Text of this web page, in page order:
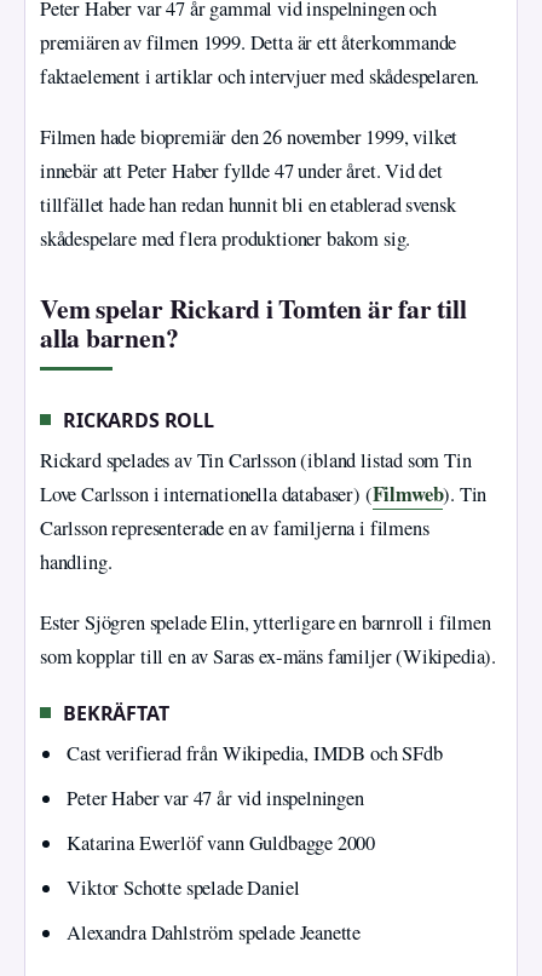
Peter Haber var 47 år gammal vid inspelningen och
premiären av filmen 1999. Detta är ett återkommande
faktaelement i artiklar och intervjuer med skådespelaren.
Filmen hade biopremiär den 26 november 1999, vilket
innebär att Peter Haber fyllde 47 under året. Vid det
tillfället hade han redan hunnit bli en etablerad svensk
skådespelare med flera produktioner bakom sig.
Vem spelar Rickard i Tomten är far till
alla barnen?
RICKARDS ROLL
Rickard spelades av Tin Carlsson (ibland listad som Tin
Love Carlsson i internationella databaser) (Filmweb). Tin
Carlsson representerade en av familjerna i filmens
handling.
Ester Sjögren spelade Elin, ytterligare en barnroll i filmen
som kopplar till en av Saras ex-mäns familjer (Wikipedia).
BEKRÄFTAT
Cast verifierad från Wikipedia, IMDB och SFdb
Peter Haber var 47 år vid inspelningen
Katarina Ewerlöf vann Guldbagge 2000
Viktor Schotte spelade Daniel
Alexandra Dahlström spelade Jeanette